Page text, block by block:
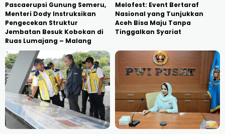
Pascaerupsi Gunung Semeru,
Menteri Dody Instruksikan
Pengecekan Struktur
Jembatan Besuk Kobokan di
Ruas Lumajang – Malang
Melofest: Event Bertaraf
Nasional yang Tunjukkan
Aceh Bisa Maju Tanpa
Tinggalkan Syariat